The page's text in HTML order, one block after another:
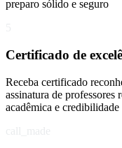
preparo sólido e seguro
Certificado de
Receba certificado
assinatura de
acadêmica e credibilidade